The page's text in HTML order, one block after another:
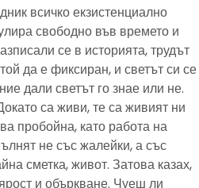
всичко екзистенциално
свободно във времето и
се в историята, трудът
да е фиксиран, и светът си се
дали светът го знае или не.
са живи, те са живият ни
пробойна, като работа на
не със жалейки, а със
сметка, живот. Затова казах,
и объркване. Чуеш ли